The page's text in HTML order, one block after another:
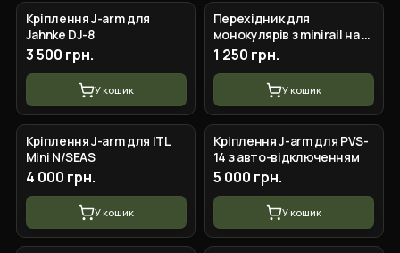
Кріплення J-arm для
Jahnke DJ-8
3 500 грн.
У кошик
Перехідник для
монокулярів з minirail на J-
arm PVS14
1 250 грн.
У кошик
Кріплення J-arm для ITL
Mini N/SEAS
4 000 грн.
У кошик
Кріплення J-arm для PVS-
14 з авто-відключенням
5 000 грн.
У кошик